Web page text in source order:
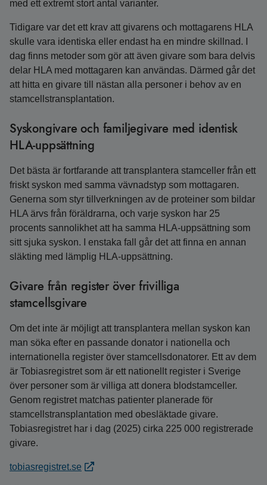
med ett extremt stort antal varianter.
Tidigare var det ett krav att givarens och mottagarens HLA
skulle vara identiska eller endast ha en mindre skillnad. I
dag finns metoder som gör att även givare som bara delvis
delar HLA med mottagaren kan användas. Därmed går det
att hitta en givare till nästan alla personer i behov av en
stamcellstransplantation.
Syskongivare och familjegivare med identisk
HLA-uppsättning
Det bästa är fortfarande att transplantera stamceller från ett
friskt syskon med samma vävnadstyp som mottagaren.
Generna som styr tillverkningen av de proteiner som bildar
HLA ärvs från föräldrarna, och varje syskon har 25
procents sannolikhet att ha samma HLA-uppsättning som
sitt sjuka syskon. I enstaka fall går det att finna en annan
släkting med lämplig HLA-uppsättning.
Givare från register över frivilliga
stamcellsgivare
Om det inte är möjligt att transplantera mellan syskon kan
man söka efter en passande donator i nationella och
internationella register över stamcellsdonatorer. Ett av dem
är Tobiasregistret som är ett nationellt register i Sverige
över personer som är villiga att donera blodstamceller.
Genom registret matchas patienter planerade för
stamcellstransplantation med obesläktade givare.
Tobiasregistret har i dag (2025) cirka 225 000 registrerade
givare.
tobiasregistret.se